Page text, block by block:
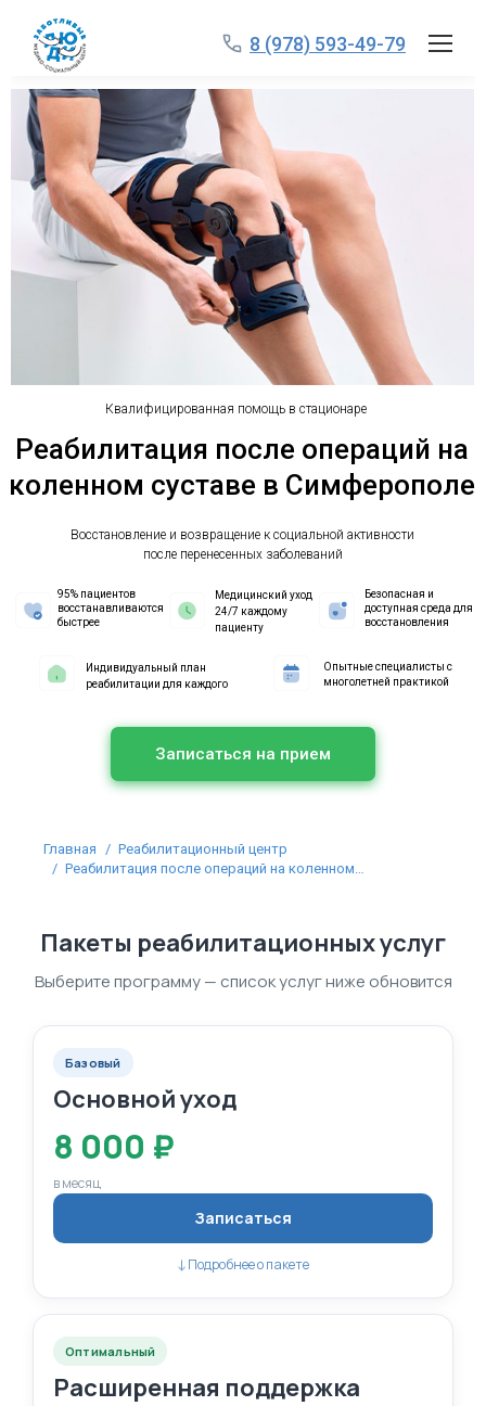
8 (978) 593-49-79
Реабилитация после операций на
коленном суставе в Симферополе
95% пациентов
восстанавливаются
быстрее
Записаться на прием
Восстановление и возвращение к социальной активности
после перенесенных заболеваний
Медицинский уход
24/7 каждому
пациенту
Индивидуальный план
реабилитации для каждого
Безопасная и
доступная среда для
восстановления
Опытные специалисты с
многолетней практикой
Квалифицированная помощь в стационаре
Вы здесь:
Главная
Реабилитационный центр
Реабилитация после операций на коленном…
Пакеты реабилитационных услуг
Выберите программу — список услуг ниже обновится
Базовый
Основной уход
8 000 ₽
в месяц
Записаться
↓Подробнее о пакете
Оптимальный
Расширенная поддержка